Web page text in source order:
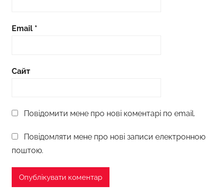
Email *
Сайт
Повідомити мене про нові коментарі по email.
Повідомляти мене про нові записи електронною
поштою.